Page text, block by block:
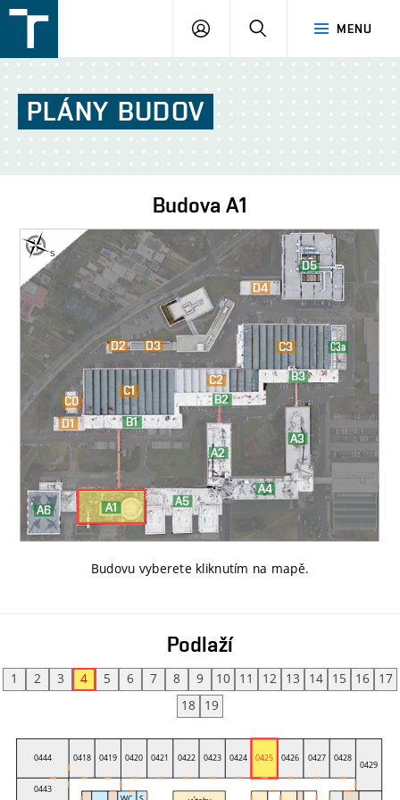
v
Brně
MENU
PŘIHLÁŠENÍ
PLÁNY BUDOV
Budova A1
Budovu vyberete kliknutím na mapě.
Podlaží
1 2 3 4 5 6 7 8 9 10 11 12 13 14 15 16
17
18
19